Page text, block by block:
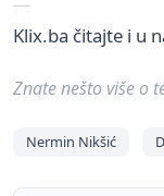
Klix.ba čitajte i u
Znate nešto više o
Nermin Nikšić